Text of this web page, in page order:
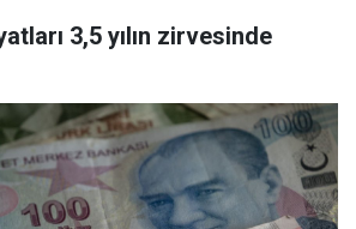
3,5 yılın zirvesinde